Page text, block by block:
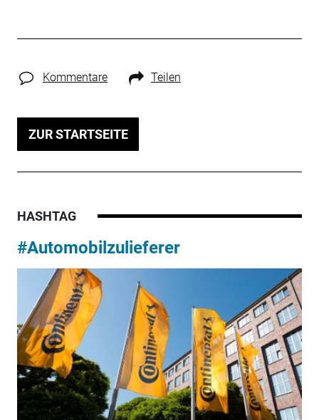
Kommentare Teilen
ZUR STARTSEITE
HASHTAG
#Automobilzulieferer